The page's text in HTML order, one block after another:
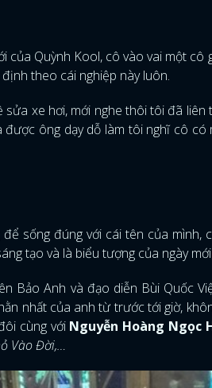
của Quỳnh Kool, cô vào vai một cô
theo cái nghiệp này luôn.
sửa xe hơi, mới nghe thôi tôi đã
được ông dạy dỗ làm tôi nghĩ cô
sống đúng với cái tên của mình,
tạo và là biểu tượng của ngày
Bảo Anh và đạo diễn Bùi Quốc
nhất của anh từ trước tới giờ,
cùng với Nguyễn Hoàng Ngọc
Vào Đời,…